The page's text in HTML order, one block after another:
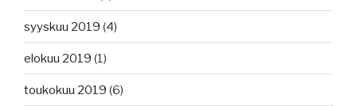
syyskuu 2019 (4)
elokuu 2019 (1)
toukokuu 2019 (6)